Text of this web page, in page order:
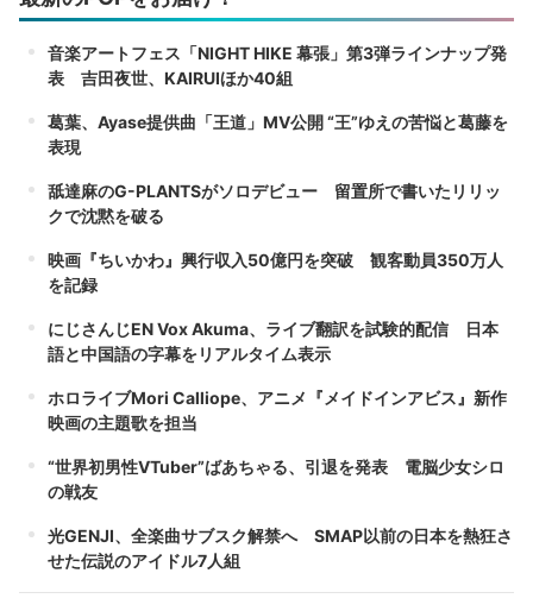
音楽アートフェス「NIGHT HIKE 幕張」第3弾ラインナップ発
表 吉田夜世、KAIRUIほか40組
葛葉、Ayase提供曲「王道」MV公開 “王”ゆえの苦悩と葛藤を
表現
舐達麻のG-PLANTSがソロデビュー 留置所で書いたリリッ
クで沈黙を破る
映画『ちいかわ』興行収入50億円を突破 観客動員350万人
を記録
にじさんじEN Vox Akuma、ライブ翻訳を試験的配信 日本
語と中国語の字幕をリアルタイム表示
ホロライブMori Calliope、アニメ『メイドインアビス』新作
映画の主題歌を担当
“世界初男性VTuber”ばあちゃる、引退を発表 電脳少女シロ
の戦友
光GENJI、全楽曲サブスク解禁へ SMAP以前の日本を熱狂さ
せた伝説のアイドル7人組